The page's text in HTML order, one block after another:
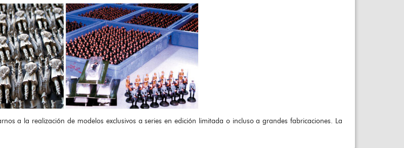
a la realización de modelos exclusivos a series en edición limitada o incluso a grandes fabricaciones. La